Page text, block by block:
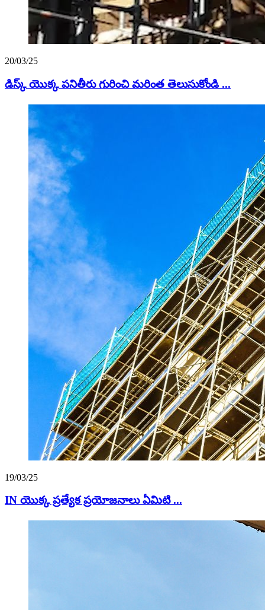
20/03/25
డిస్క్ యొక్క పనితీరు గురించి మరింత తెలుసుకోండి ...
19/03/25
IN యొక్క ప్రత్యేక ప్రయోజనాలు ఏమిటి ...